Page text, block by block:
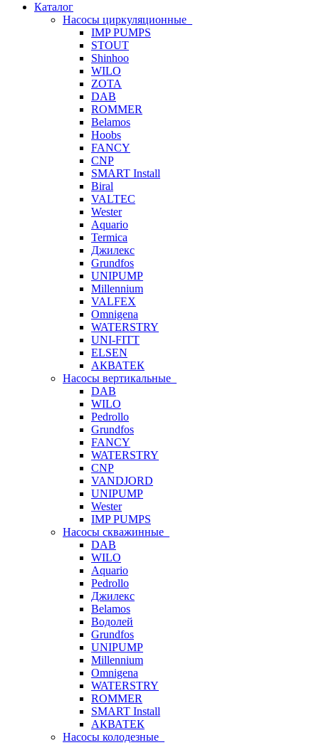
Каталог
Насосы циркуляционные
IMP PUMPS
STOUT
Shinhoo
WILO
ZOTA
DAB
ROMMER
Belamos
Hoobs
FANCY
CNP
SMART Install
Biral
VALTEC
Wester
Aquario
Termica
Джилекс
Grundfos
UNIPUMP
Millennium
VALFEX
Omnigena
WATERSTRY
UNI-FITT
ELSEN
АКВАТЕК
Насосы вертикальные
DAB
WILO
Pedrollo
Grundfos
FANCY
WATERSTRY
CNP
VANDJORD
UNIPUMP
Wester
IMP PUMPS
Насосы скважинные
DAB
WILO
Aquario
Pedrollo
Джилекс
Belamos
Водолей
Grundfos
UNIPUMP
Millennium
Omnigena
WATERSTRY
ROMMER
SMART Install
АКВАТЕК
Насосы колодезные